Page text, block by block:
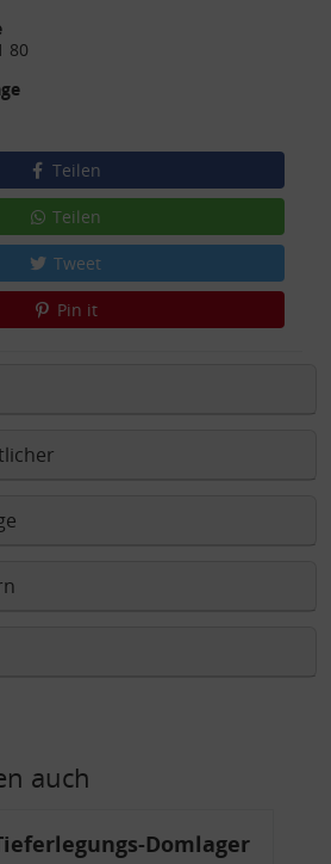
80
Teilen
Teilen
Tweet
Pin it
auch
Domlager